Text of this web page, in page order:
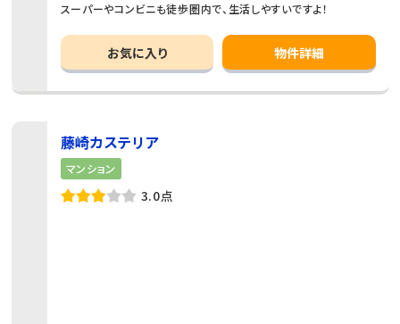
スーパーやコンビニも徒歩圏内で、生活しやすいですよ！
お気に入り 物件詳細
藤崎カステリア
マンション
3.0点